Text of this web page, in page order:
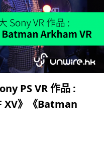
PS VR 作品 :
XV》《Batman